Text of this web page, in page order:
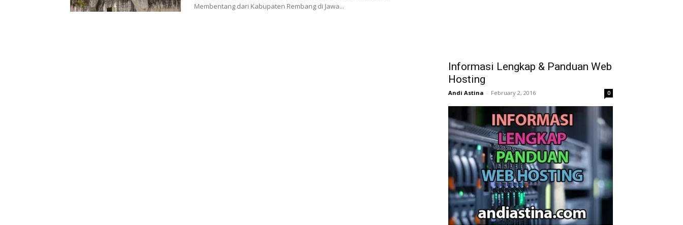
Membentang dari Kabupaten Rembang di Jawa...
Informasi Lengkap & Panduan Web
Hosting
Andi Astina - February 2, 2016 0